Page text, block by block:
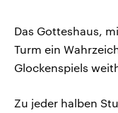
Das Gotteshaus,
Turm ein
Glockenspiels
Zu jeder halben